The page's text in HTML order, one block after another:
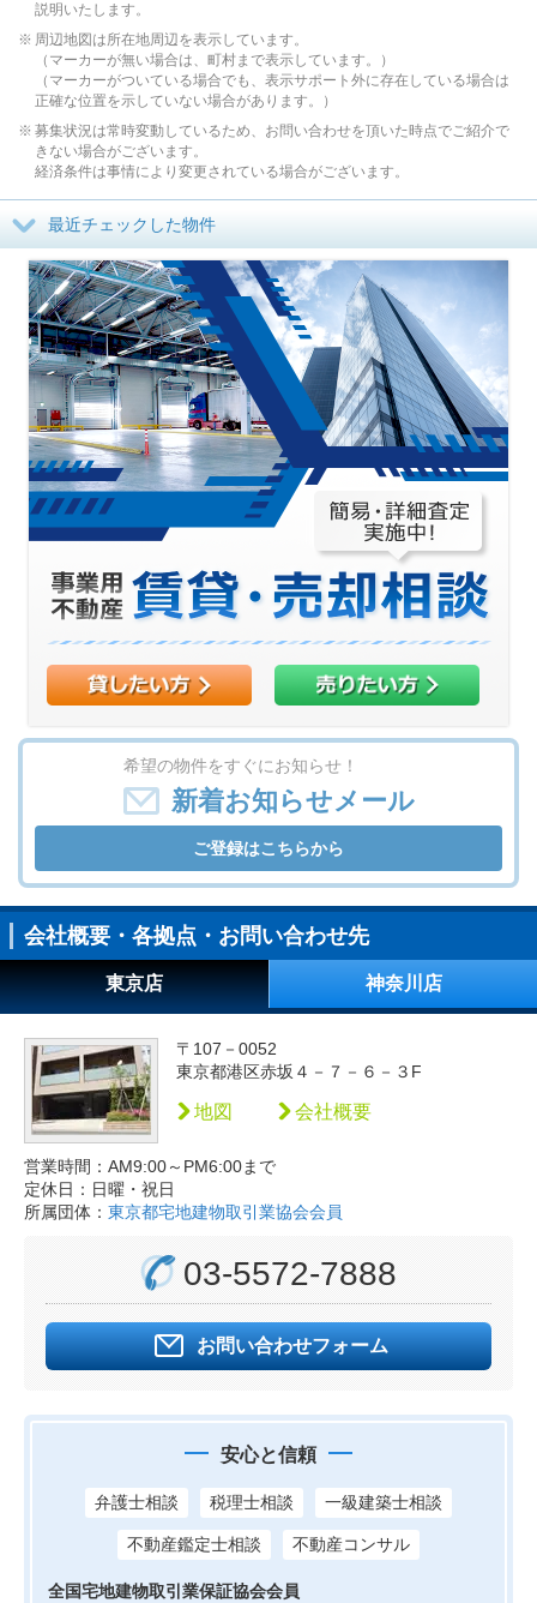
説明いたします。
周辺地図は所在地周辺を表示しています。
（マーカーが無い場合は、町村まで表示しています。）
（マーカーがついている場合でも、表示サポート外に存在している場合は
正確な位置を示していない場合があります。）
募集状況は常時変動しているため、お問い合わせを頂いた時点でご紹介で
きない場合がございます。
経済条件は事情により変更されている場合がございます。
最近チェックした物件
希望の物件をすぐにお知らせ！
新着お知らせメール
ご登録はこちらから
会社概要・各拠点・お問い合わせ先
東京店 神奈川店
〒107－0052
東京都港区赤坂４－７－６－３F
地図 会社概要
営業時間：AM9:00～PM6:00まで
定休日：日曜・祝日
所属団体： 東京都宅地建物取引業協会会員
03-5572-7888
お問い合わせフォーム
安心と信頼
弁護士相談 税理士相談 一級建築士相談
不動産鑑定士相談 不動産コンサル
全国宅地建物取引業保証協会会員